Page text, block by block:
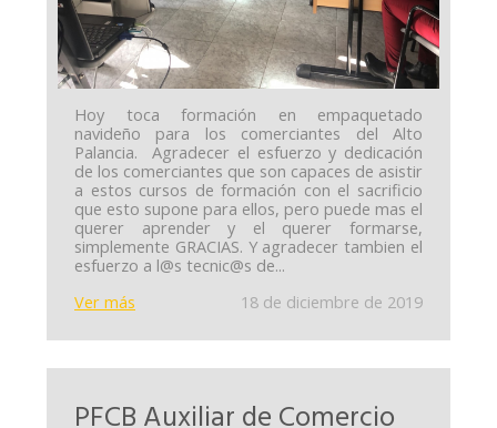
Hoy toca formación en empaquetado
navideño para los comerciantes del Alto
Palancia. Agradecer el esfuerzo y dedicación
de los comerciantes que son capaces de asistir
a estos cursos de formación con el sacrificio
que esto supone para ellos, pero puede mas el
querer aprender y el querer formarse,
simplemente GRACIAS. Y agradecer tambien el
esfuerzo a l@s tecnic@s de...
18 de diciembre de 2019
Ver más
PFCB Auxiliar de Comercio